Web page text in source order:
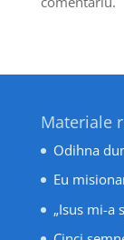
Materiale
Odihna
Eu
„Isus mi-a